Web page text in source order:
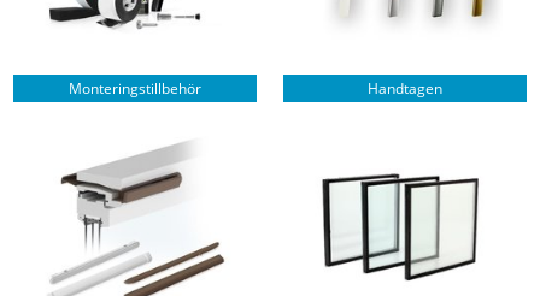
Monteringstillbehör Handtagen